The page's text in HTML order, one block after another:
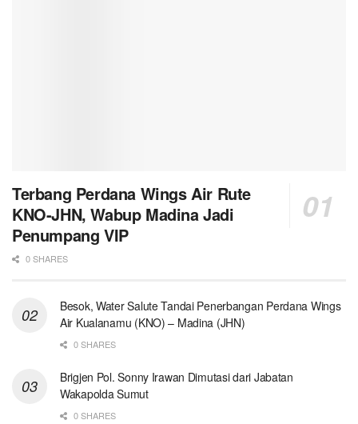
Terbang Perdana Wings Air Rute
KNO-JHN, Wabup Madina Jadi
Penumpang VIP
0 SHARES
Besok, Water Salute Tandai Penerbangan Perdana Wings
Air Kualanamu (KNO) – Madina (JHN)
0 SHARES
Brigjen Pol. Sonny Irawan Dimutasi dari Jabatan
Wakapolda Sumut
0 SHARES